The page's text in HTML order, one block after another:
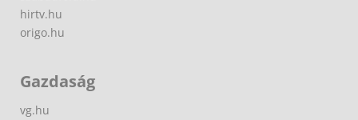
hirtv.hu
origo.hu
Gazdaság
vg.hu